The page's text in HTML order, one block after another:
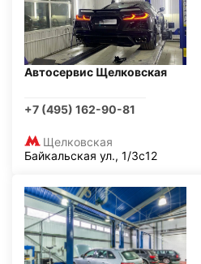
Автосервис Щелковская
+7 (495) 162-90-81
Щелковская
Байкальская ул., 1/3с12